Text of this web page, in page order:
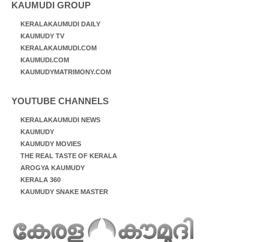
KAUMUDI GROUP
KERALAKAUMUDI DAILY
KAUMUDY TV
KERALAKAUMUDI.COM
KAUMUDI.COM
KAUMUDYMATRIMONY.COM
YOUTUBE CHANNELS
KERALAKAUMUDI NEWS
KAUMUDY
KAUMUDY MOVIES
THE REAL TASTE OF KERALA
AROGYA KAUMUDY
KERALA 360
KAUMUDY SNAKE MASTER